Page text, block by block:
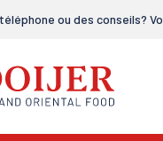
ou des conseils?